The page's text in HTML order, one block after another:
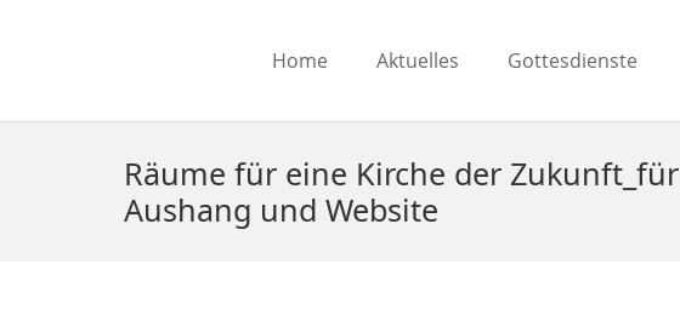
Home Aktuelles Gottesdienste
Räume für eine Kirche der Zukunft_für
Aushang und Website